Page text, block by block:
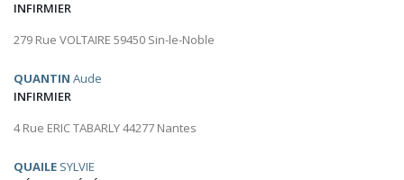
INFIRMIER
279 Rue VOLTAIRE 59450 Sin-le-Noble
QUANTIN Aude
INFIRMIER
4 Rue ERIC TABARLY 44277 Nantes
QUAILE SYLVIE